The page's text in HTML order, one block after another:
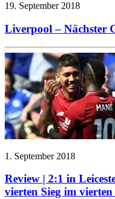
19. September 2018
Liverpool – Nächster
1. September 2018
Review | 2:1 in
vierten Sieg im vierten